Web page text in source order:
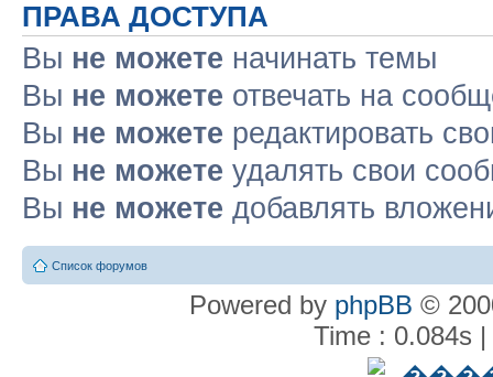
ПРАВА ДОСТУПА
Вы не можете начинать темы
Вы не можете отвечать на
Вы не можете редактировать
Вы не можете удалять свои
Вы не можете добавлять
Список форумов
Powered by phpBB ©
Time : 0.084s